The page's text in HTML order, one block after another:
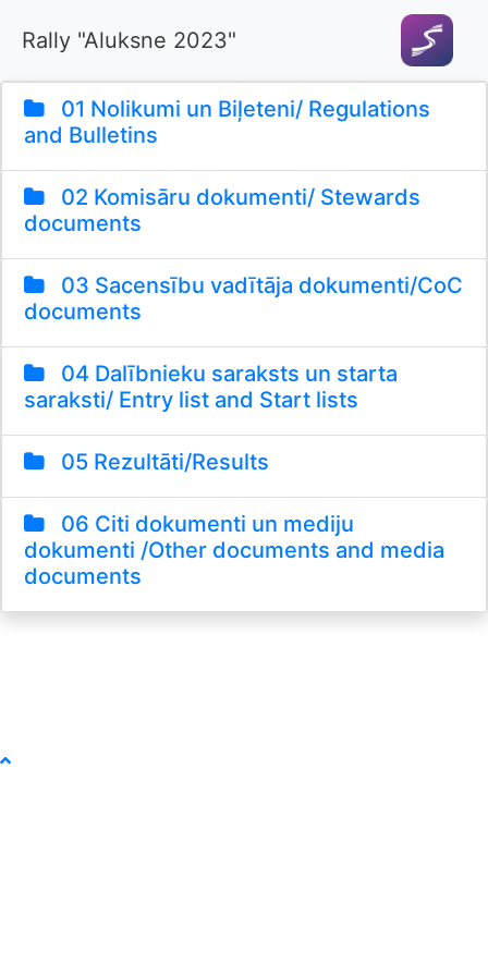
Rally "Aluksne 2023"
01 Nolikumi un Biļeteni/ Regulations
and Bulletins
02 Komisāru dokumenti/ Stewards
documents
03 Sacensību vadītāja dokumenti/CoC
documents
04 Dalībnieku saraksts un starta
saraksti/ Entry list and Start lists
05 Rezultāti/Results
06 Citi dokumenti un mediju
dokumenti /Other documents and media
documents